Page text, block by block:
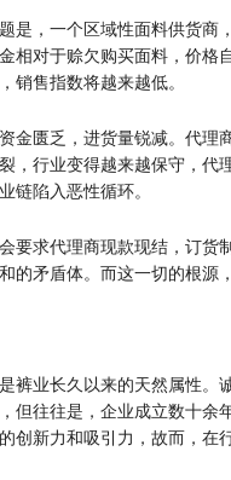
是，一个区域性面料供货商
相对于赊欠购买面料，价格
销售指数将越来越低。
金匮乏，进货量锐减。代理
，行业变得越来越保守，代
链陷入恶性循环。
要求代理商现款现结，订货
的矛盾体。而这一切的根源
裤业长久以来的天然属性。
但往往是，企业成立数十
创新力和吸引力，故而，在